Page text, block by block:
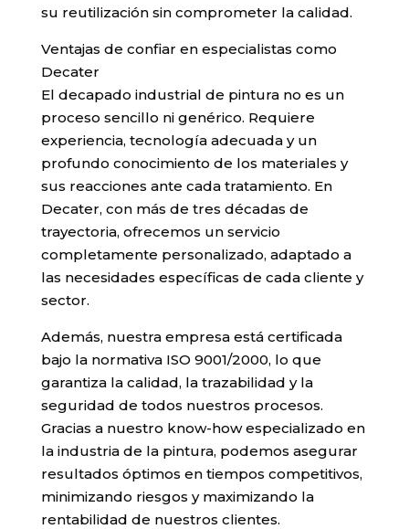
su reutilización sin comprometer la calidad.
Ventajas de confiar en especialistas como
Decater
El decapado industrial de pintura no es un
proceso sencillo ni genérico. Requiere
experiencia, tecnología adecuada y un
profundo conocimiento de los materiales y
sus reacciones ante cada tratamiento. En
Decater, con más de tres décadas de
trayectoria, ofrecemos un servicio
completamente personalizado, adaptado a
las necesidades específicas de cada cliente y
sector.
Además, nuestra empresa está certificada
bajo la normativa ISO 9001/2000, lo que
garantiza la calidad, la trazabilidad y la
seguridad de todos nuestros procesos.
Gracias a nuestro know-how especializado en
la industria de la pintura, podemos asegurar
resultados óptimos en tiempos competitivos,
minimizando riesgos y maximizando la
rentabilidad de nuestros clientes.